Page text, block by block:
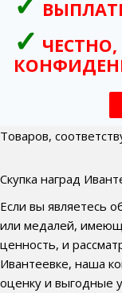
Товаров,
Скупка наград
Если вы являетесь
или медалей,
ценность, и
Ивантеевке, наша
оценку и выгодные